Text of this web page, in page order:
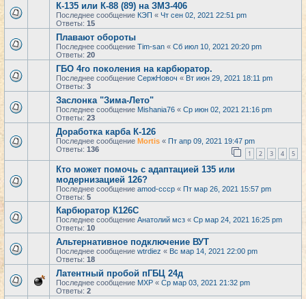
К-135 или К-88 (89) на ЗМЗ-406
Последнее сообщение КЭП « Чт сен 02, 2021 22:51 pm
Ответы: 15
Плавают обороты
Последнее сообщение Tim-san « Сб июл 10, 2021 20:20 pm
Ответы: 20
ГБО 4го поколения на карбюратор.
Последнее сообщение СержНовоч « Вт июн 29, 2021 18:11 pm
Ответы: 3
Заслонка "Зима-Лето"
Последнее сообщение Mishania76 « Ср июн 02, 2021 21:16 pm
Ответы: 23
Доработка карба К-126
Последнее сообщение Mortis « Пт апр 09, 2021 19:47 pm
Ответы: 136 1 2 3 4 5
Кто может помочь с адаптацией 135 или
модернизацией 126?
Последнее сообщение amod-cccp « Пт мар 26, 2021 15:57 pm
Ответы: 5
Карбюратор К126С
Последнее сообщение Анатолий мсз « Ср мар 24, 2021 16:25 pm
Ответы: 10
Альтернативное подключение ВУТ
Последнее сообщение wtrdiez « Вс мар 14, 2021 22:00 pm
Ответы: 18
Латентный пробой пГБЦ 24д
Последнее сообщение MXP « Ср мар 03, 2021 21:32 pm
Ответы: 2